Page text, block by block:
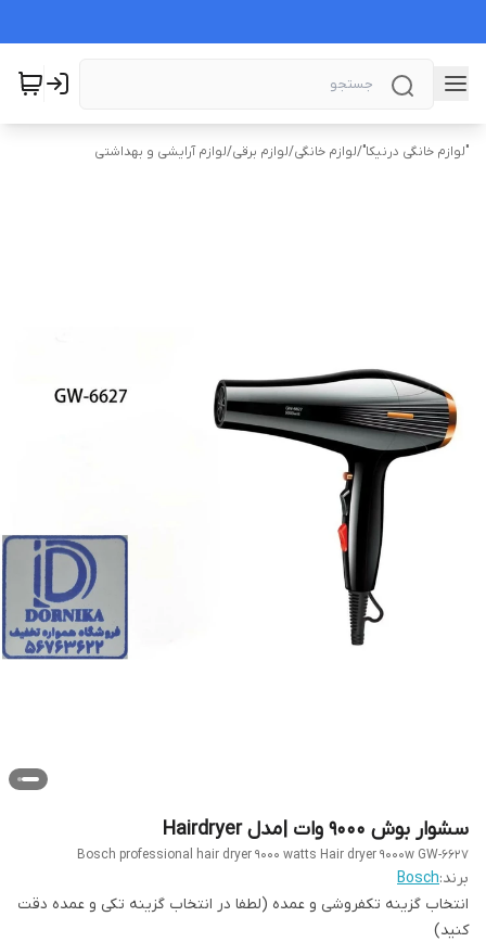
"لوازم خانگی درنیکا"/لوازم خانگی/لوازم برقی/لوازم آرایشی و بهداشتی
سشوار بوش 9000 وات |مدل Hairdryer
Bosch professional hair dryer 9000 watts Hair dryer 9000w GW-6627
برند:Bosch
انتخاب گزینه تکفروشی و عمده (لطفا در انتخاب گزینه تکی و عمده دقت
کنید)